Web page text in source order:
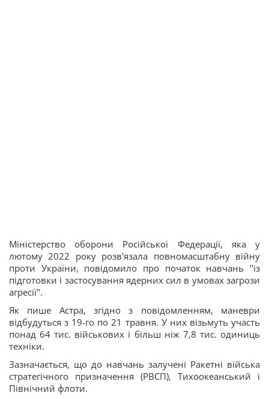
Міністерство оборони Російської Федерації, яка у
лютому 2022 року розв'язала повномасштабну війну
проти України, повідомило про початок навчань "із
підготовки і застосування ядерних сил в умовах загрози
агресії".
Як пише Астра, згідно з повідомленням, маневри
відбудуться з 19-го по 21 травня. У них візьмуть участь
понад 64 тис. військових і більш ніж 7,8 тис. одиниць
техніки.
Зазначається, що до навчань залучені Ракетні війська
стратегічного призначення (РВСП), Тихоокеанський і
Північний флоти.